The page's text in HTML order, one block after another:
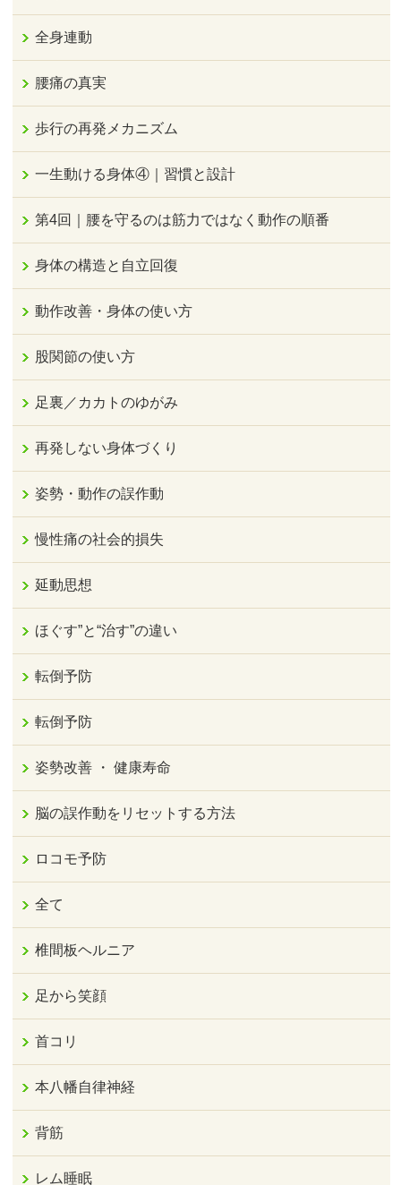
全身連動
腰痛の真実
歩行の再発メカニズム
一生動ける身体④｜習慣と設計
第4回｜腰を守るのは筋力ではなく動作の順番
身体の構造と自立回復
動作改善・身体の使い方
股関節の使い方
足裏／カカトのゆがみ
再発しない身体づくり
姿勢・動作の誤作動
慢性痛の社会的損失
延動思想
ほぐす”と“治す”の違い
転倒予防
転倒予防
姿勢改善 ・ 健康寿命
脳の誤作動をリセットする方法
ロコモ予防
全て
椎間板ヘルニア
足から笑顔
首コリ
本八幡自律神経
背筋
レム睡眠